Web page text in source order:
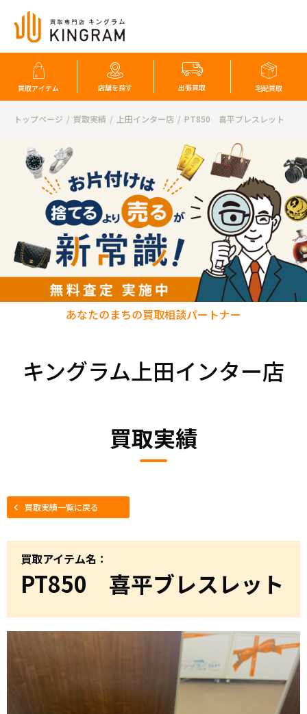
買取アイテム 店舗を探す 出張買取 宅配買取
トップページ 買取実績 上田インター店 PT850 喜平ブレスレット
キングラム上田インター店
あなたのまちの買取相談パートナー
買取実績
買取実績一覧に戻る
買取アイテム名：
PT850 喜平ブレスレット